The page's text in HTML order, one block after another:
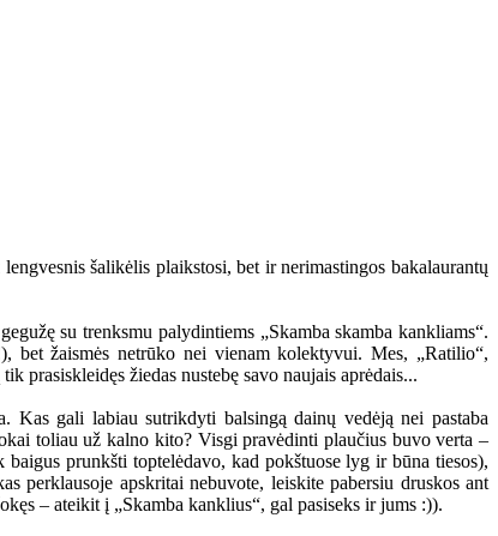
šalikėlis plaikstosi, bet ir nerimastingos bakalaurantų
su trenksmu palydintiems „Skamba skamba kankliams“.
bet žaismės netrūko nei vienam kolektyvui. Mes, „Ratilio“,
prasiskleidęs žiedas nustebę savo naujais aprėdais...
Kas gali labiau sutrikdyti balsingą dainų vedėją nei pastaba
toliau už kalno kito? Visgi pravėdinti plaučius buvo verta –
prunkšti toptelėdavo, kad pokštuose lyg ir būna tiesos),
perklausoje apskritai nebuvote, leiskite pabersiu druskos ant
– ateikit į „Skamba kanklius“, gal pasiseks ir jums :)).